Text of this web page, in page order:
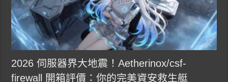
2026 伺服器界大地震！Aetherinox/csf-
firewall 開箱評價：你的完美資安救生艇